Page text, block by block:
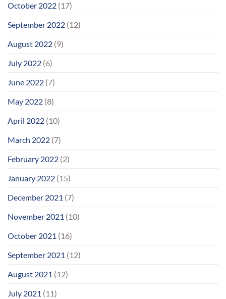
October 2022 (17)
September 2022 (12)
August 2022 (9)
July 2022 (6)
June 2022 (7)
May 2022 (8)
April 2022 (10)
March 2022 (7)
February 2022 (2)
January 2022 (15)
December 2021 (7)
November 2021 (10)
October 2021 (16)
September 2021 (12)
August 2021 (12)
July 2021 (11)